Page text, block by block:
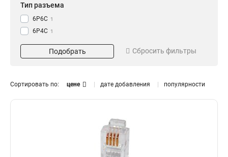
Тип разъема
6P6C 1
6P4C 1
4P4C 1
Подобрать Сбросить фильтры
Сортировать по: цене дате добавления популярности